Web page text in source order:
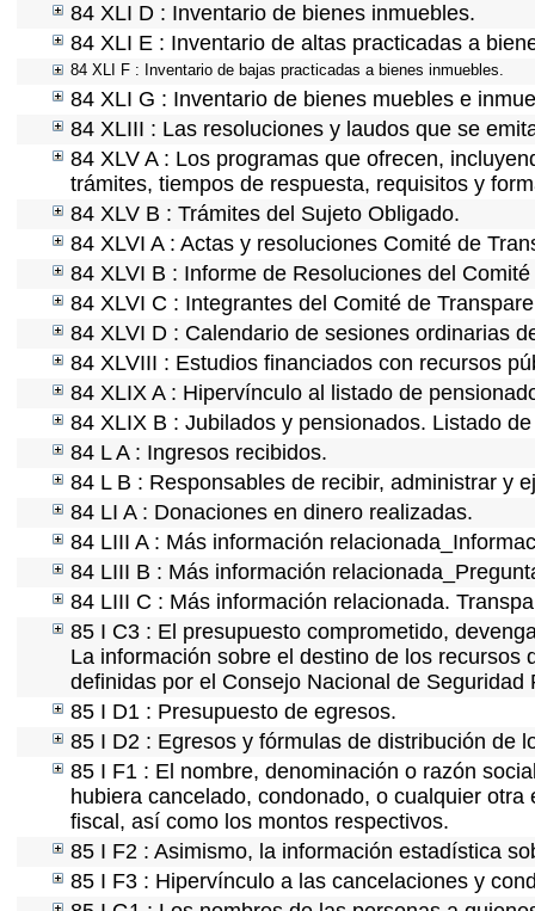
84 XLI D : Inventario de bienes inmuebles.
84 XLI E : Inventario de altas practicadas a
84 XLI F : Inventario de bajas practicadas a bienes inmuebles.
84 XLI G : Inventario de bienes muebles e
84 XLIII : Las resoluciones y laudos que se
84 XLV A : Los programas que ofrecen,
trámites, tiempos de respuesta, requisitos y
84 XLV B : Trámites del Sujeto Obligado.
84 XLVI A : Actas y resoluciones Comité de
84 XLVI B : Informe de Resoluciones del
84 XLVI C : Integrantes del Comité de
84 XLVI D : Calendario de sesiones ordinarias
84 XLVIII : Estudios financiados con recursos
84 XLIX A : Hipervínculo al listado de
84 XLIX B : Jubilados y pensionados. Listado
84 L A : Ingresos recibidos.
84 L B : Responsables de recibir, administrar y
84 LI A : Donaciones en dinero realizadas.
84 LIII A : Más información
84 LIII B : Más información
84 LIII C : Más información relacionada.
85 I C3 : El presupuesto comprometido,
La información sobre el destino de los
definidas por el Consejo Nacional de Seguridad
85 I D1 : Presupuesto de egresos.
85 I D2 : Egresos y fórmulas de distribución de
85 I F1 : El nombre, denominación o razón
hubiera cancelado, condonado, o cualquier
fiscal, así como los montos respectivos.
85 I F2 : Asimismo, la información estadística
85 I F3 : Hipervínculo a las cancelaciones y